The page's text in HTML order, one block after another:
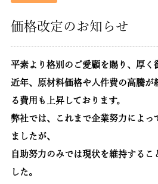
価格改定のお知らせ
平素より格別のご愛顧を賜り、厚く
近年、原材料価格や人件費の高騰が
る費用も上昇しております。
弊社では、これまで企業努力によっ
ましたが、
自助努力のみでは現状を維持するこ
した。